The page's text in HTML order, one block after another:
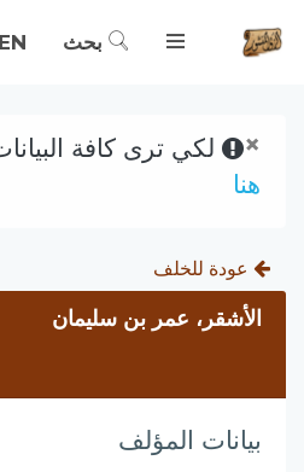
بحث EN
× لكي ترى كافة
هنا
عودة للخلف
الأشقر، عمر بن سليمان
بيانات المؤلف